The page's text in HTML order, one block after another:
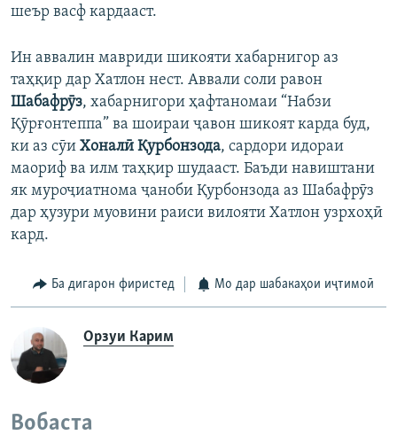
шеър васф кардааст.
Ин аввалин мавриди шикояти хабарнигор аз
таҳқир дар Хатлон нест. Аввали соли равон
Шабафрӯз, хабарнигори ҳафтаномаи “Набзи
Қӯрғонтеппа” ва шоираи ҷавон шикоят карда буд,
ки аз сӯи Хоналӣ Қурбонзода, сардори идораи
маориф ва илм таҳқир шудааст. Баъди навиштани
як муроҷиатнома ҷаноби Қурбонзода аз Шабафрӯз
дар ҳузури муовини раиси вилояти Хатлон узрхоҳӣ
кард.
Ба дигарон фиристед Мо дар шабакаҳои иҷтимоӣ
Орзуи Карим
Вобаста